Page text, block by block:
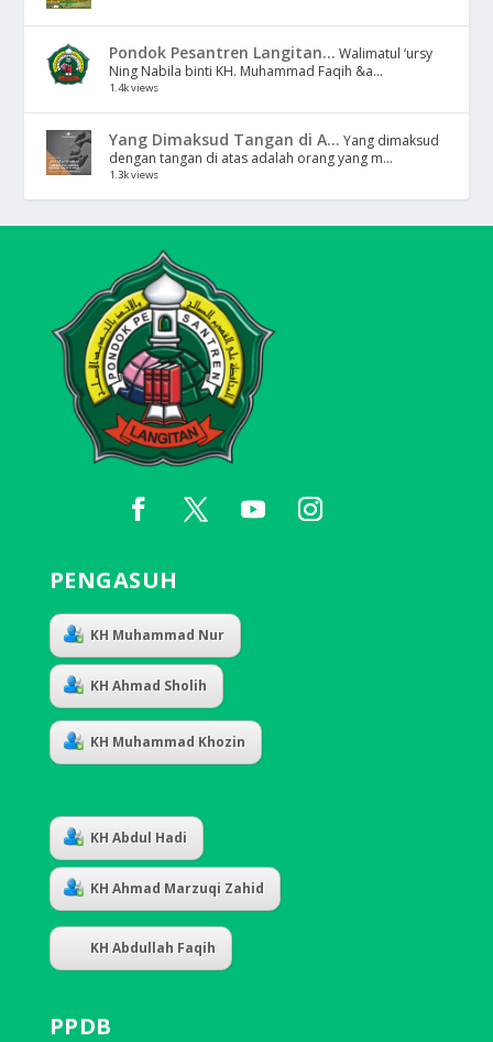
Pondok Pesantren Langitan... Walimatul ‘ursy
Ning Nabila binti KH. Muhammad Faqih &a...
1.4k views
Yang Dimaksud Tangan di A... Yang dimaksud
dengan tangan di atas adalah orang yang m...
1.3k views
PENGASUH
KH Muhammad Nur
KH Ahmad Sholih
KH Muhammad Khozin
KH Abdul Hadi
KH Ahmad Marzuqi Zahid
KH Abdullah Faqih
PPDB